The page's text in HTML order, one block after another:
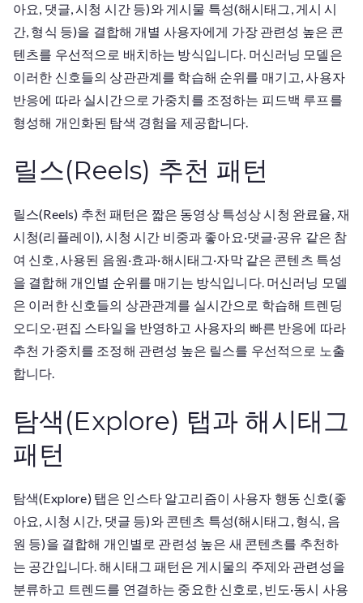
아요, 댓글, 시청 시간 등)와 게시물 특성(해시태그, 게시 시
간, 형식 등)을 결합해 개별 사용자에게 가장 관련성 높은 콘
텐츠를 우선적으로 배치하는 방식입니다. 머신러닝 모델은
이러한 신호들의 상관관계를 학습해 순위를 매기고, 사용자
반응에 따라 실시간으로 가중치를 조정하는 피드백 루프를
형성해 개인화된 탐색 경험을 제공합니다.
릴스(Reels) 추천 패턴
릴스(Reels) 추천 패턴은 짧은 동영상 특성상 시청 완료율, 재
시청(리플레이), 시청 시간 비중과 좋아요·댓글·공유 같은 참
여 신호, 사용된 음원·효과·해시태그·자막 같은 콘텐츠 특성
을 결합해 개인별 순위를 매기는 방식입니다. 머신러닝 모델
은 이러한 신호들의 상관관계를 실시간으로 학습해 트렌딩
오디오·편집 스타일을 반영하고 사용자의 빠른 반응에 따라
추천 가중치를 조정해 관련성 높은 릴스를 우선적으로 노출
합니다.
탐색(Explore) 탭과 해시태그
패턴
탐색(Explore) 탭은 인스타 알고리즘이 사용자 행동 신호(좋
아요, 시청 시간, 댓글 등)와 콘텐츠 특성(해시태그, 형식, 음
원 등)을 결합해 개인별로 관련성 높은 새 콘텐츠를 추천하
는 공간입니다. 해시태그 패턴은 게시물의 주제와 관련성을
분류하고 트렌드를 연결하는 중요한 신호로, 빈도·동시 사용